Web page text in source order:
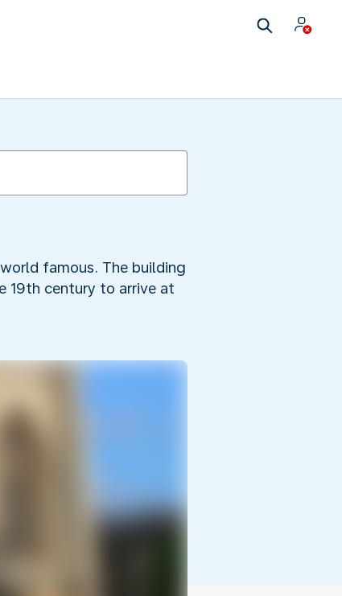
famous. The building
19th century to arrive at